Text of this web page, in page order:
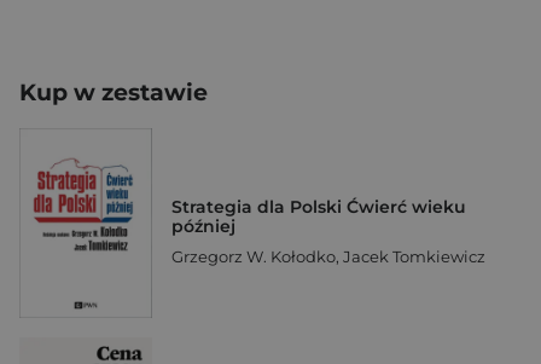
Kup w zestawie
Strategia dla Polski Ćwierć wieku
później
Grzegorz W. Kołodko, Jacek Tomkiewicz